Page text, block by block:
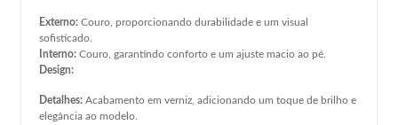
Externo: Couro, proporcionando durabilidade e um visual
sofisticado.
Interno: Couro, garantindo conforto e um ajuste macio ao pé.
Design:
Detalhes: Acabamento em verniz, adicionando um toque de brilho e
elegância ao modelo.